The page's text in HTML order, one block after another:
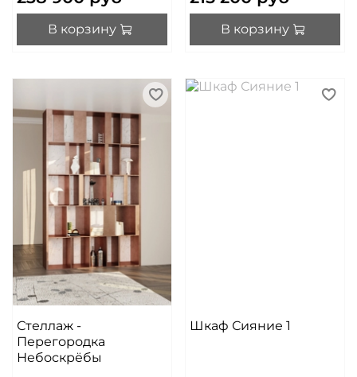
В корзину В корзину
Стеллаж -
Перегородка
Небоскрёбы
Шкаф Сияние 1